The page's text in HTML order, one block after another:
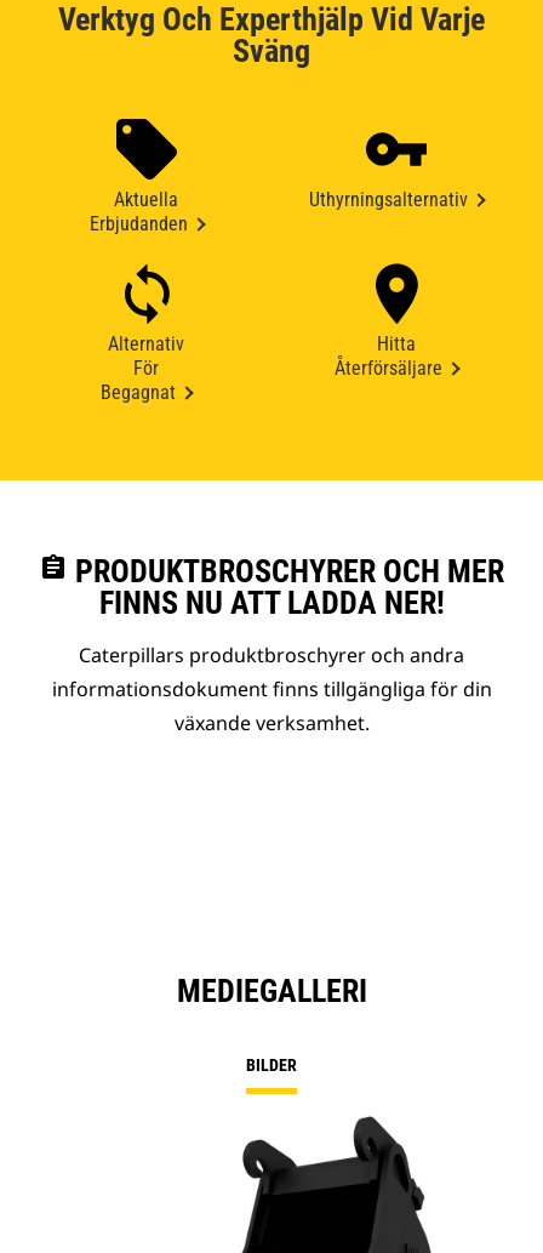
Verktyg Och Experthjälp Vid Varje
Sväng
Aktuella
Erbjudanden
Uthyrningsalternativ
Alternativ
För
Begagnat
Hitta
Återförsäljare
assignment PRODUKTBROSCHYRER OCH MER
FINNS NU ATT LADDA NER!
Caterpillars produktbroschyrer och andra
informationsdokument finns tillgängliga för din
växande verksamhet.
MEDIEGALLERI
BILDER